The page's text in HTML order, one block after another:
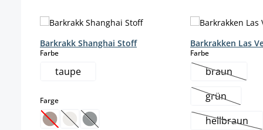
Barkrakk Shanghai Stoff
Farbeselect
taupe
Fargeselect
(Dette alternativet er foreløpig ikke tilgjengelig.)
(Dette alternativet er foreløpig ikke tilgjengelig.)
(Dette alternativet er foreløpig ikke
Barkrakken Las
Farbeselect
braun
(Dette
grün(Dette
hellbraun
(Dette